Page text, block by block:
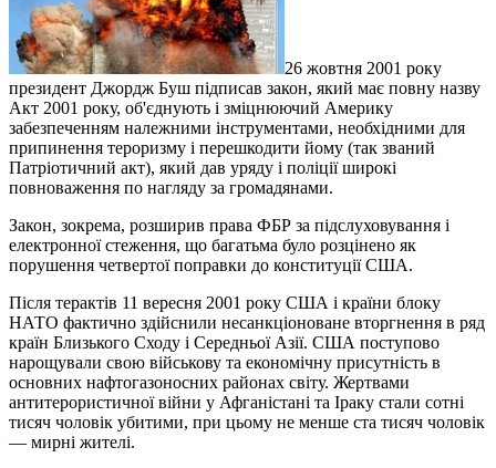
26 жовтня 2001 року
президент Джордж Буш підписав закон, який має повну назву
Акт 2001 року, об'єднують і зміцнюючий Америку
забезпеченням належними інструментами, необхідними для
припинення тероризму і перешкодити йому (так званий
Патріотичний акт), який дав уряду і поліції широкі
повноваження по нагляду за громадянами.
Закон, зокрема, розширив права ФБР за підслуховування і
електронної стеження, що багатьма було розцінено як
порушення четвертої поправки до конституції США.
Після терактів 11 вересня 2001 року США і країни блоку
НАТО фактично здійснили несанкціоноване вторгнення в ряд
країн Близького Сходу і Середньої Азії. США поступово
нарощували свою військову та економічну присутність в
основних нафтогазоносних районах світу. Жертвами
антитерористичної війни у Афганістані та Іраку стали сотні
тисяч чоловік убитими, при цьому не менше ста тисяч чоловік
— мирні жителі.